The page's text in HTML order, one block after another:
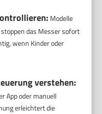
Modelle
das Messer sofort
wenn Kinder oder
verstehen:
App oder manuell
erleichtert die